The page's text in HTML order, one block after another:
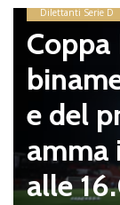
Dilettanti Serie D
e del
amma
alle